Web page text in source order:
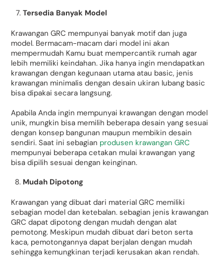
Tersedia Banyak Model
Krawangan GRC mempunyai banyak motif dan juga
model. Bermacam-macam dari model ini akan
mempermudah Kamu buat mempercantik rumah agar
lebih memiliki keindahan. Jika hanya ingin mendapatkan
krawangan dengan kegunaan utama atau basic, jenis
krawangan minimalis dengan desain ukiran lubang basic
bisa dipakai secara langsung.
Apabila Anda ingin mempunyai krawangan dengan model
unik, mungkin bisa memilih beberapa desain yang sesuai
dengan konsep bangunan maupun membikin desain
sendiri. Saat ini sebagian produsen krawangan GRC
mempunyai beberapa cetakan mulai krawangan yang
bisa dipilih sesuai dengan keinginan.
Mudah Dipotong
Krawangan yang dibuat dari material GRC memiliki
sebagian model dan ketebalan. sebagian jenis krawangan
GRC dapat dipotong dengan mudah dengan alat
pemotong. Meskipun mudah dibuat dari beton serta
kaca, pemotongannya dapat berjalan dengan mudah
sehingga kemungkinan terjadi kerusakan akan rendah.